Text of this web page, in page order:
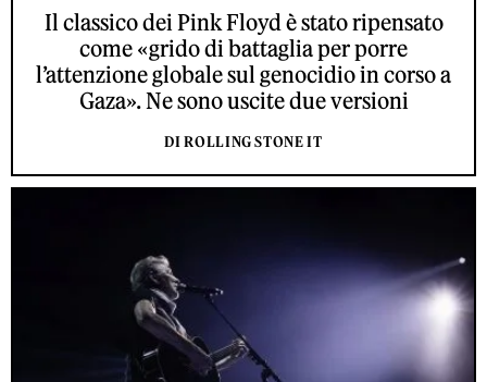
Il classico dei Pink Floyd è stato ripensato
come «grido di battaglia per porre
l’attenzione globale sul genocidio in corso a
Gaza». Ne sono uscite due versioni
DI ROLLING STONE IT